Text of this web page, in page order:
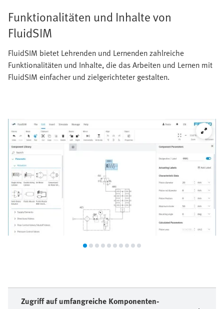
Funktionalitäten und Inhalte von
FluidSIM
FluidSIM bietet Lehrenden und Lernenden zahlreiche
Funktionalitäten und Inhalte, die das Arbeiten und Lernen mit
FluidSIM einfacher und zielgerichteter gestalten.
Zugriff auf umfangreiche Komponenten-